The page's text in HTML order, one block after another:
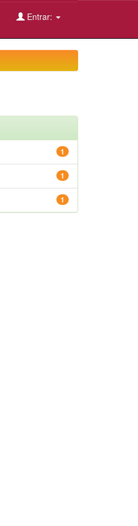
Entrar:
1
1
1